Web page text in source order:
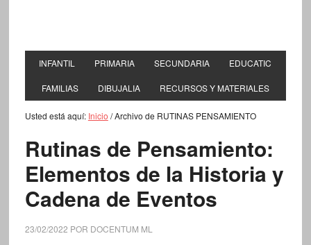
INFANTIL PRIMARIA SECUNDARIA EDUCATIC
FAMILIAS DIBUJALIA RECURSOS Y MATERIALES
Usted está aquí: Inicio /Archivo de RUTINAS PENSAMIENTO
Rutinas de Pensamiento:
Elementos de la Historia y
Cadena de Eventos
23/02/2022 POR DOCENTUM ML